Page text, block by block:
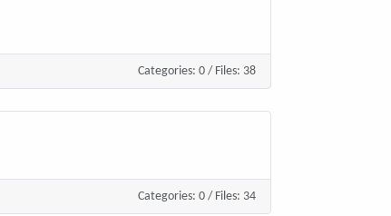
Categories: 0 / Files: 38
Categories: 0 / Files: 34